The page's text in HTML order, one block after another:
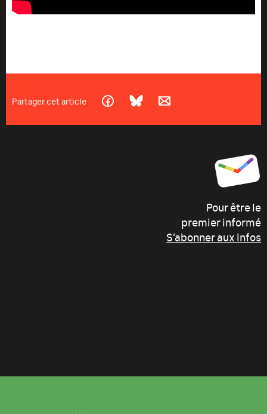
Partager cet article
Pour être le
premier informé
S’abonner aux infos